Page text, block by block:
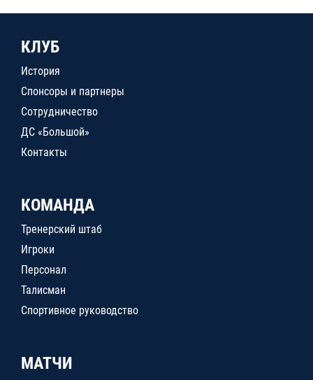
КЛУБ
История
Спонсоры и партнеры
Сотрудничество
ДС «Большой»
Контакты
КОМАНДА
Тренерский штаб
Игроки
Персонал
Талисман
Спортивное руководство
МАТЧИ